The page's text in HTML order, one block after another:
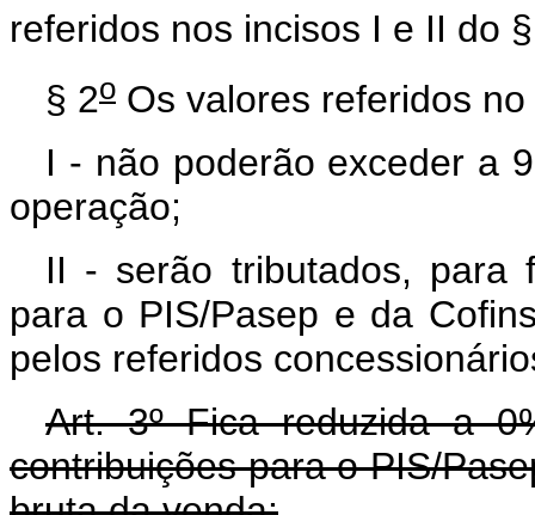
referidos nos incisos I e II do
§ 2o Os valores referidos no
I - não poderão exceder a
operação;
II - serão tributados, para
para o PIS/Pasep e da
pelos referidos
Art. 3º Fica reduzida a
contribuições para o PIS/